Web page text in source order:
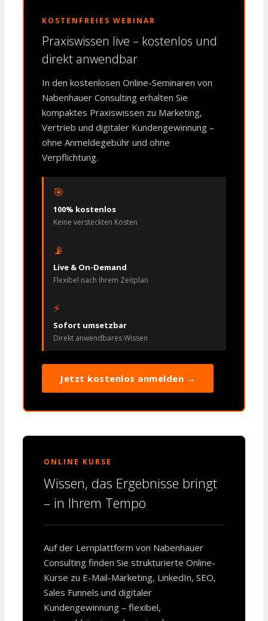
KOSTENFREIES WEBINAR
Praxiswissen live – kostenlos und
direkt anwendbar
In den kostenlosen Online-Seminaren von
Nabenhauer Consulting erhalten Sie
kompaktes Praxiswissen zu Marketing,
Vertrieb und digitaler Kundengewinnung –
ohne Anmeldegebühr und ohne
Verpflichtung.
🎯
100% kostenlos
Keine versteckten Kosten
📡
Live & On-Demand
Flexibel nach Ihrem Zeitplan
⚡
Sofort umsetzbar
Direkt anwendbares Wissen
Jetzt kostenlos anmelden →
ONLINE KURSE
Wissen, das Ergebnisse bringt
– in Ihrem Tempo
Auf der Lernplattform von Nabenhauer
Consulting finden Sie strukturierte Online-
Kurse zu E-Mail-Marketing, LinkedIn, SEO,
Sales Funnels und digitaler
Kundengewinnung – flexibel,